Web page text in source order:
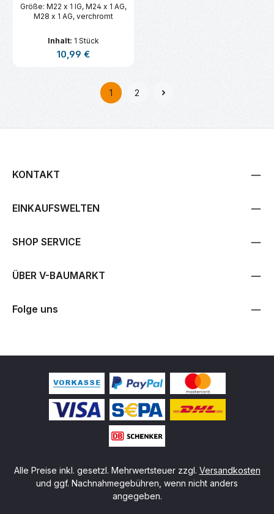
Größe: M22 x 1 IG, M24 x 1 AG,
M28 x 1 AG, verchromt
Inhalt: 1 Stück
Regulärer Preis:
10,99 €
Seite
1
Seite
2
KONTAKT
EINKAUFSWELTEN
SHOP SERVICE
ÜBER V-BAUMARKT
Folge uns
Alle Preise inkl. gesetzl. Mehrwertsteuer zzgl. Versandkosten
und ggf. Nachnahmegebühren, wenn nicht anders
angegeben.